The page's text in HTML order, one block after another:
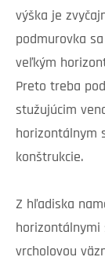
výška je
podmurovka
veľkým
Preto treba
stužujúcim
horizontálnym
konštrukcie.
Z hľadiska
horizontálnymi
vrcholovou